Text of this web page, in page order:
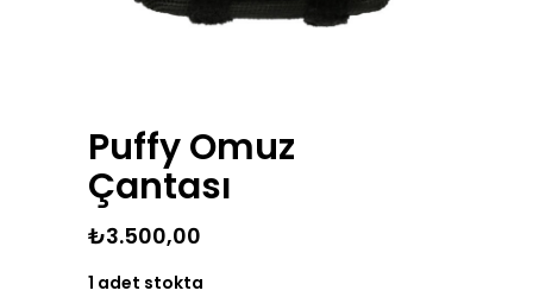
Puffy Omuz
Çantası
₺3.500,00
1 adet stokta